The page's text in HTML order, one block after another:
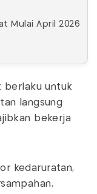
Mulai April 2026
berlaku untuk
langsung
bekerja
kedaruratan,